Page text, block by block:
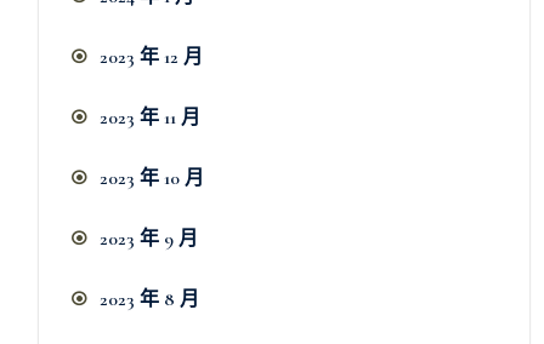
2023 年 12 月
2023 年 11 月
2023 年 10 月
2023 年 9 月
2023 年 8 月